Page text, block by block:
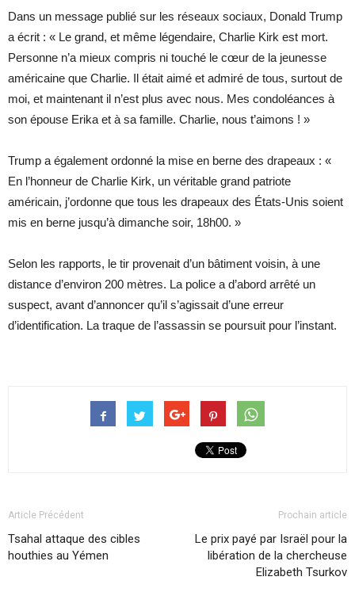
Dans un message publié sur les réseaux sociaux, Donald Trump
a écrit : « Le grand, et même légendaire, Charlie Kirk est mort.
Personne n’a mieux compris ni touché le cœur de la jeunesse
américaine que Charlie. Il était aimé et admiré de tous, surtout de
moi, et maintenant il n’est plus avec nous. Mes condoléances à
son épouse Erika et à sa famille. Charlie, nous t’aimons ! »
Trump a également ordonné la mise en berne des drapeaux : «
En l’honneur de Charlie Kirk, un véritable grand patriote
américain, j’ordonne que tous les drapeaux des États-Unis soient
mis en berne jusqu’à dimanche soir, 18h00. »
Selon les rapports, le tir provenait d’un bâtiment voisin, à une
distance d’environ 200 mètres. La police a d’abord arrêté un
suspect, avant d’annoncer qu’il s’agissait d’une erreur
d’identification. La traque de l’assassin se poursuit pour l’instant.
Article Précédent
Tsahal attaque des cibles
houthies au Yémen
Prochain article
Le prix payé par Israël pour la
libération de la chercheuse
Elizabeth Tsurkov